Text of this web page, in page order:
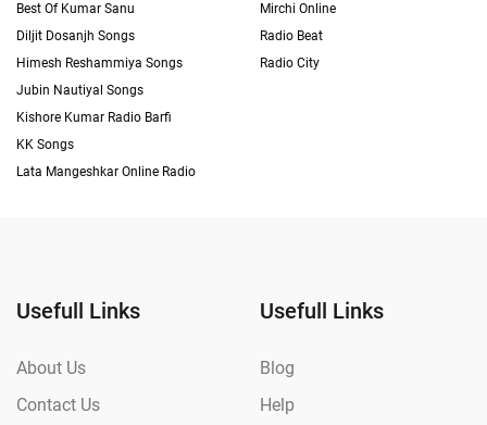
Best Of Kumar Sanu
Diljit Dosanjh Songs
Himesh Reshammiya Songs
Jubin Nautiyal Songs
Kishore Kumar Radio Barfi
KK Songs
Lata Mangeshkar Online Radio
Mirchi Online
Radio Beat
Radio City
Usefull Links
About Us
Contact Us
Usefull Links
Blog
Help